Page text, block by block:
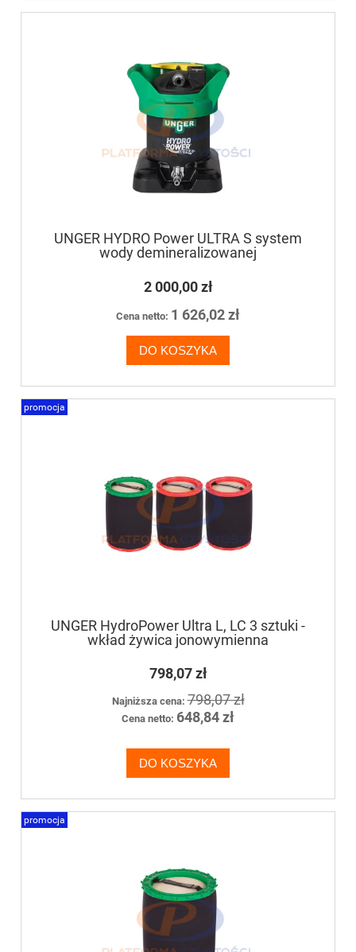
UNGER HYDRO Power ULTRA S system
wody demineralizowanej
2 000,00 zł
Cena netto: 1 626,02 zł
DO KOSZYKA
UNGER HydroPower Ultra L, LC 3 sztuki -
wkład żywica jonowymienna
798,07 zł
Najniższa cena:798,07 zł
Cena netto: 648,84 zł
DO KOSZYKA
promocja
promocja